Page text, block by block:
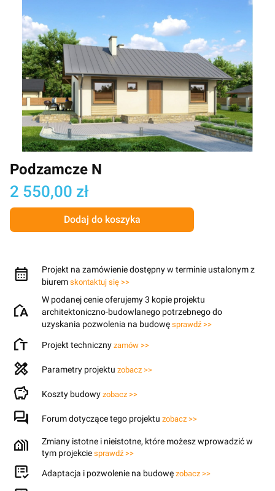
Podzamcze N
Cena
2 550,00 zł
Dodaj do koszyka
Projekt na zamówienie dostępny w terminie ustalonym z
biurem skontaktuj się >>
W podanej cenie oferujemy 3 kopie projektu
architektoniczno-budowlanego potrzebnego do
uzyskania pozwolenia na budowę sprawdź >>
Projekt techniczny zamów >>
Parametry projektu zobacz >>
Koszty budowy zobacz >>
Forum dotyczące tego projektu zobacz >>
Zmiany istotne i nieistotne, które możesz wprowadzić w
tym projekcie sprawdź >>
Adaptacja i pozwolenie na budowę zobacz >>